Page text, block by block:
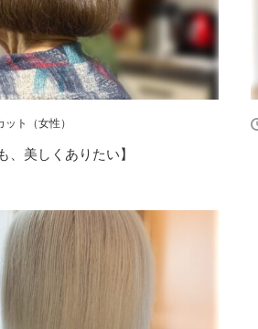
ット（女性）
、美しくありたい】